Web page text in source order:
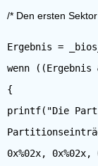
/* Den ersten
Ergebnis =
wenn
{
printf("Die
0x%02x,